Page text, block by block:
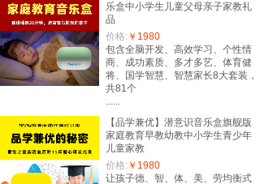
乐盒中小学生儿童父母亲子家教礼
品
价格: ￥1980
包含全脑开发、高效学习、个性情
商、成功素质、多才多艺、体育健
将、国学智慧、智慧家长8大套装，
共81个
......
【品学兼优】潜意识音乐盒旗舰版
家庭教育早教幼教中小学生青少年
儿童家教
价格: ￥1980
让孩子德、智、体、美、劳均衡式